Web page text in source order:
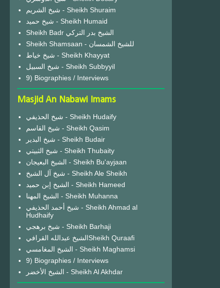
شيخ الشريم - Sheikh Shuraim
شيخ حميد - Sheikh Humaid
Sheikh Badr الشيخ بدر التركي
Sheikh Shamsaan - للشيخ الشمسان
شيخ خياط - Sheikh Khayyat
شيخ السبيل - Sheikh Subbyyil
9) Biographies / Interviews
Masjid An Nabawi Imams
شيخ الحذيفي - Sheikh Hudaify
شيخ القاسم - Sheikh Qasim
شيخ البدير - Sheikh Budair
شيخ الثبيتي - Sheikh Thubaity
الشيخ البعيجان - Sheikh Bu'ayjaan
شيخ آل الشيخ - Sheikh Ale Sheikh
الشيخ إبن حميد - Sheikh Hameed
الشيخ المهنا - Sheikh Muhanna
شيخ أحمد الحذيفي - Sheikh Ahmad al
Hudhaify
شيخ برهجي - Sheikh Barhaji
الشيخ عبدالله القرافيSheikh Quraafi
الشيخ المغامسي - Sheikh Maghamsi
9) Biographies / Interviews
الشيخ الأخضر - Sheikh Al Akhdar